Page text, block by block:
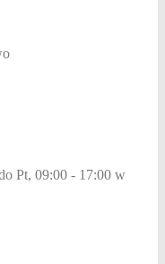
Pt, 09:00 - 17:00 w